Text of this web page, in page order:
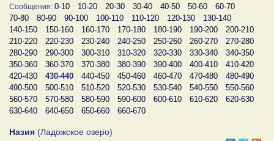
Сообщения: 0-10 10-20 20-30 30-40 40-50 50-60
60-70
70-80
80-90 90-100 100-110 110-120 120-130
130-140
140-150
150-160 160-170 170-180 180-190 190-200
200-210
210-220
220-230 230-240 240-250 250-260 260-270
270-280
280-290
290-300 300-310 310-320 320-330 330-340
340-350
350-360
360-370 370-380 380-390 390-400 400-410
410-420
420-430
430-440 440-450 450-460 460-470 470-480
480-490
490-500
500-510 510-520 520-530 530-540 540-550
550-560
560-570
570-580 580-590 590-600 600-610 610-620
620-630
630-640
640-650 650-660 660-670
Назия (Ладожское озеро)